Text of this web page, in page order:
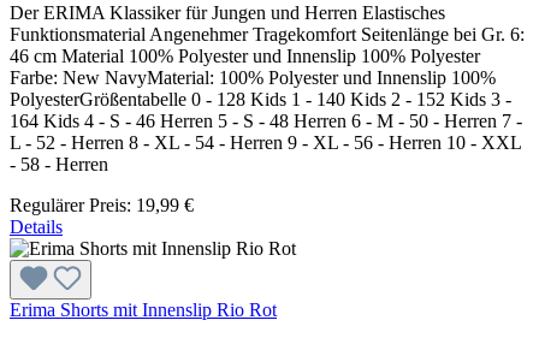
Der ERIMA Klassiker für Jungen und Herren Elastisches
Funktionsmaterial Angenehmer Tragekomfort Seitenlänge bei Gr. 6:
46 cm Material 100% Polyester und Innenslip 100% Polyester
Farbe: New NavyMaterial: 100% Polyester und Innenslip 100%
PolyesterGrößentabelle 0 - 128 Kids 1 - 140 Kids 2 - 152 Kids 3 -
164 Kids 4 - S - 46 Herren 5 - S - 48 Herren 6 - M - 50 - Herren 7 -
L - 52 - Herren 8 - XL - 54 - Herren 9 - XL - 56 - Herren 10 - XXL
- 58 - Herren
Regulärer Preis: 19,99 €
Details
Erima Shorts mit Innenslip Rio Rot